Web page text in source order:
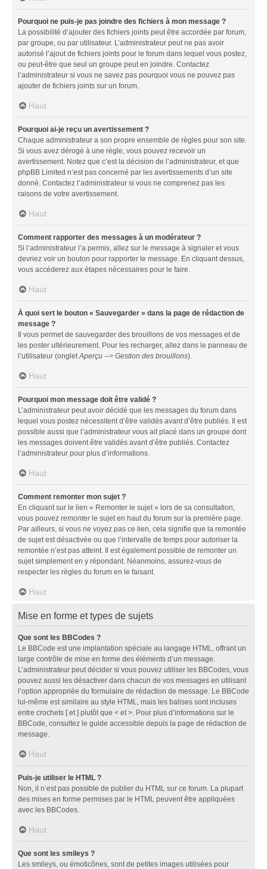
Pourquoi ne puis-je pas joindre des fichiers à mon message ?
La possibilité d’ajouter des fichiers joints peut être accordée par forum,
par groupe, ou par utilisateur. L’administrateur peut ne pas avoir
autorisé l’ajout de fichiers joints pour le forum dans lequel vous postez,
ou peut-être que seul un groupe peut en joindre. Contactez
l’administrateur si vous ne savez pas pourquoi vous ne pouvez pas
ajouter de fichiers joints sur un forum.
Haut
Pourquoi ai-je reçu un avertissement ?
Chaque administrateur a son propre ensemble de règles pour son site.
Si vous avez dérogé à une règle, vous pouvez recevoir un
avertissement. Notez que c’est la décision de l’administrateur, et que
phpBB Limited n’est pas concerné par les avertissements d’un site
donné. Contactez l’administrateur si vous ne comprenez pas les
raisons de votre avertissement.
Haut
Comment rapporter des messages à un modérateur ?
Si l’administrateur l’a permis, allez sur le message à signaler et vous
devriez voir un bouton pour rapporter le message. En cliquant dessus,
vous accéderez aux étapes nécessaires pour le faire.
Haut
À quoi sert le bouton « Sauvegarder » dans la page de rédaction de
message ?
Il vous permet de sauvegarder des brouillons de vos messages et de
les poster ultérieurement. Pour les recharger, allez dans le panneau de
l’utilisateur (ongletAperçu --> Gestion des brouillons).
Haut
Pourquoi mon message doit être validé ?
L’administrateur peut avoir décidé que les messages du forum dans
lequel vous postez nécessitent d’être validés avant d’être publiés. Il est
possible aussi que l’administrateur vous ait placé dans un groupe dont
les messages doivent être validés avant d’être publiés. Contactez
l’administrateur pour plus d’informations.
Haut
Comment remonter mon sujet ?
En cliquant sur le lien « Remonter le sujet » lors de sa consultation,
vous pouvez remonterle sujet en haut du forum sur la première page.
Par ailleurs, si vous ne voyez pas ce lien, cela signifie que la remontée
de sujet est désactivée ou que l’intervalle de temps pour autoriser la
remontée n’est pas atteint. Il est également possible de remonter un
sujet simplement en y répondant. Néanmoins, assurez-vous de
respecter les règles du forum en le faisant.
Haut
Mise en forme et types de sujets
Que sont les BBCodes ?
Le BBCode est une implantation spéciale au langage HTML, offrant un
large contrôle de mise en forme des éléments d’un message.
L’administrateur peut décider si vous pouvez utiliser les BBCodes, vous
pouvez aussi les désactiver dans chacun de vos messages en utilisant
l’option appropriée du formulaire de rédaction de message. Le BBCode
lui-même est similaire au style HTML, mais les balises sont incluses
entre crochets [ et ] plutôt que < et >. Pour plus d’informations sur le
BBCode, consultez le guide accessible depuis la page de rédaction de
message.
Haut
Puis-je utiliser le HTML ?
Non, il n’est pas possible de publier du HTML sur ce forum. La plupart
des mises en forme permises par le HTML peuvent être appliquées
avec les BBCodes.
Haut
Que sont les smileys ?
Les smileys, ou émoticônes, sont de petites images utilisées pour